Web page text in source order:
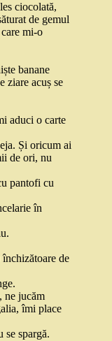
ciocolată,
de gemul
mi-o
banane
ziare acuș se
aduci o carte
Și oricum ai
de ori, nu
pantofi cu
în
de
ne jucăm
îmi place
se spargă.